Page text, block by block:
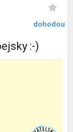
dohodou
:-)